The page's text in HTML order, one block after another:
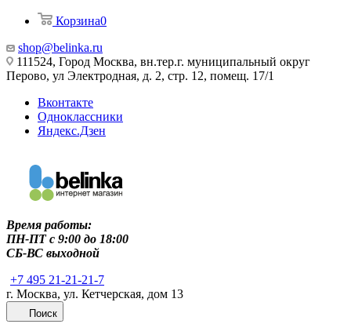
Корзина0
shop@belinka.ru
111524, Город Москва, вн.тер.г. муниципальный округ
Перово, ул Электродная, д. 2, стр. 12, помещ. 17/1
Вконтакте
Одноклассники
Яндекс.Дзен
Время работы:
ПН-ПТ c 9:00 до 18:00
СБ-ВС выходной
+7 495 21-21-21-7
г. Москва, ул. Кетчерская, дом 13
Поиск